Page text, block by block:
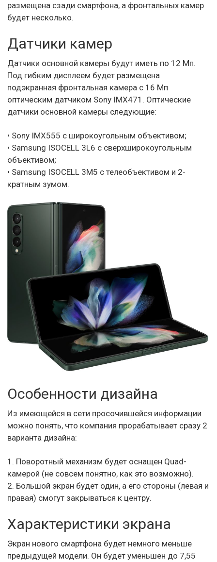
размещена сзади смартфона, а фронтальных камер
будет несколько.
Датчики камер
Датчики основной камеры будут иметь по 12 Мп.
Под гибким дисплеем будет размещена
подэкранная фронтальная камера с 16 Мп
оптическим датчиком Sony IMX471. Оптические
датчики основной камеры следующие:
• Sony IMX555 с широкоугольным объективом;
• Samsung ISOCELL 3L6 с сверхширокоугольным
объективом;
• Samsung ISOCELL 3M5 с телеобъективом и 2-
кратным зумом.
Особенности дизайна
Из имеющейся в сети просочившейся информации
можно понять, что компания прорабатывает сразу 2
варианта дизайна:
1. Поворотный механизм будет оснащен Quad-
камерой (не совсем понятно, как это возможно).
2. Большой экран будет один, а его стороны (левая и
правая) смогут закрываться к центру.
Характеристики экрана
Экран нового смартфона будет немного меньше
предыдущей модели. Он будет уменьшен до 7,55